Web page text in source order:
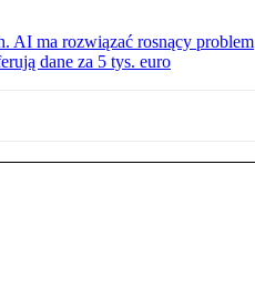
AI ma rozwiązać rosnący problem
dane za 5 tys. euro